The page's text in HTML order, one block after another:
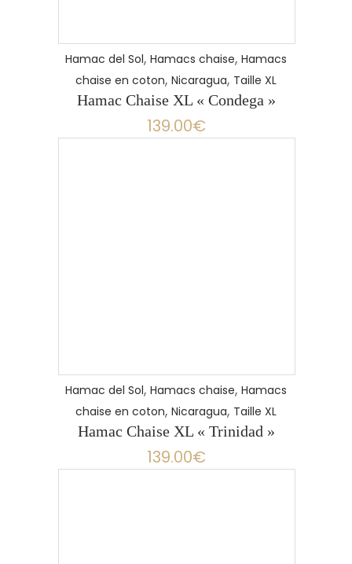
Hamac del Sol, Hamacs chaise, Hamacs
chaise en coton, Nicaragua, Taille XL
Hamac Chaise XL « Condega »
139.00€
Hamac del Sol, Hamacs chaise, Hamacs
chaise en coton, Nicaragua, Taille XL
Hamac Chaise XL « Trinidad »
139.00€